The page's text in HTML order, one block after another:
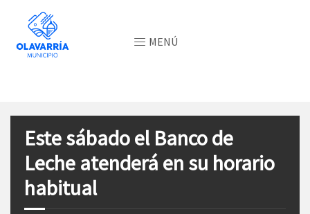
MENÚ
Este sábado el Banco de
Leche atenderá en su horario
habitual